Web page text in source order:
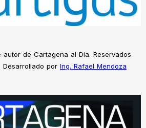
de Cartagena al Dia. Reservados
por Ing. Rafael Mendoza